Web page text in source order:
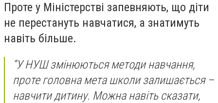
Проте у Міністерстві запевняють, що діти
не перестануть навчатися, а знатимуть
навіть більше.
“У НУШ змінюються методи навчання,
проте головна мета школи залишається –
навчити дитину. Можна навіть сказати,